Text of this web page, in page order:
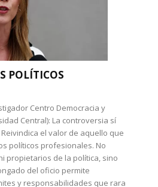
POLÍTICOS
Centro Democracia y
Central): La controversia sí
el valor de aquello que
políticos profesionales. No
propietarios de la política, sino
del oficio permite
y responsabilidades que rara